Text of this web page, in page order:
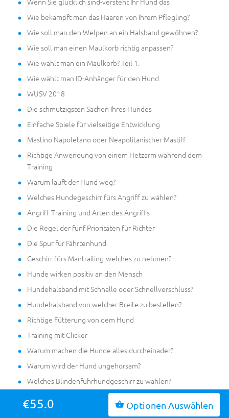
€55.0 Optionen Auswählen
Wie bekämpft man das Haaren von Ihrem Pflegling?
Wie soll man den Welpen an ein Halsband gewöhnen?
Wie soll man einen Maulkorb richtig anpassen?
Wie wählt man ein Maulkorb? Teil 1.
Wie wählt man ID-Anhänger für den Hund
WUSV 2018
Die schmutzigsten Sachen Ihres Hundes
Einfache Spiele für vielseitige Entwicklung
Mastino Napoletano oder Neapolitanischer Mastiff
Richtige Anwendung von einem Hetzarm während dem
Training
Warum läuft der Hund weg?
Welches Hundegeschirr fürs Angriff zu wählen?
Angriff Training und Arten des Angriffs
Die Regel der fünf Prioritäten für Richter
Die Spur für Fährtenhund
Geschirr fürs Mantrailing-welches zu nehmen?
Hunde wirken positiv an den Mensch
Hundehalsband mit Schnalle oder Schnellverschluss?
Hundehalsband von welcher Breite zu bestellen?
Richtige Fütterung von dem Hund
Training mit Clicker
Warum machen die Hunde alles durcheinader?
Warum wird der Hund ungehorsam?
Welches Blindenführhundgeschirr zu wählen?
Welches Halsband zu wählen-Leder oder Nylon?
Wie man den Hund Nichtstun lehrt